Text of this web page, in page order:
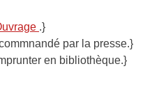
.}
par la presse.}
en bibliothèque.}